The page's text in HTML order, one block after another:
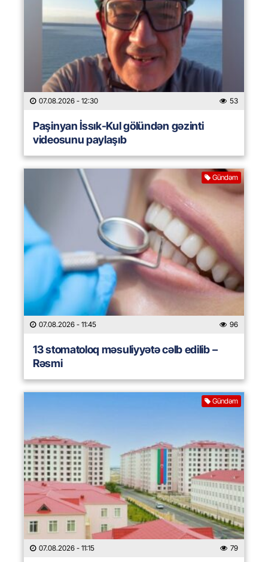
07.08.2026 - 12:30 53
Paşinyan İssık-Kul gölündən gəzinti
videosunu paylaşıb
Gündəm
07.08.2026 - 11:45 96
13 stomatoloq məsuliyyətə cəlb edilib –
Rəsmi
Gündəm
07.08.2026 - 11:15 79